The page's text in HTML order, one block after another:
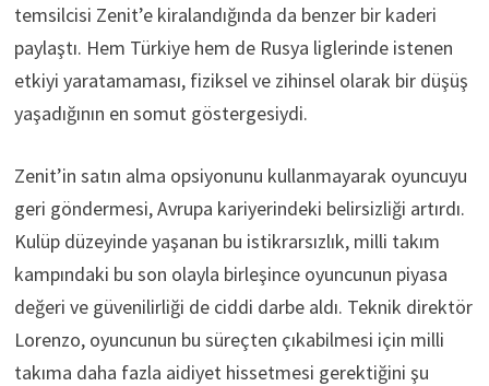
temsilcisi Zenit’e kiralandığında da benzer bir kaderi
paylaştı. Hem Türkiye hem de Rusya liglerinde istenen
etkiyi yaratamaması, fiziksel ve zihinsel olarak bir düşüş
yaşadığının en somut göstergesiydi.
Zenit’in satın alma opsiyonunu kullanmayarak oyuncuyu
geri göndermesi, Avrupa kariyerindeki belirsizliği artırdı.
Kulüp düzeyinde yaşanan bu istikrarsızlık, milli takım
kampındaki bu son olayla birleşince oyuncunun piyasa
değeri ve güvenilirliği de ciddi darbe aldı. Teknik direktör
Lorenzo, oyuncunun bu süreçten çıkabilmesi için milli
takıma daha fazla aidiyet hissetmesi gerektiğini şu